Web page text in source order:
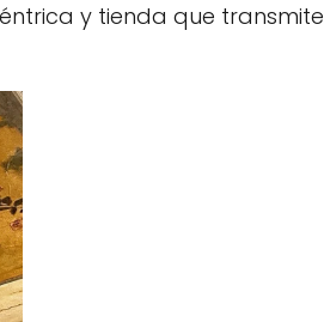
y tienda que transmite